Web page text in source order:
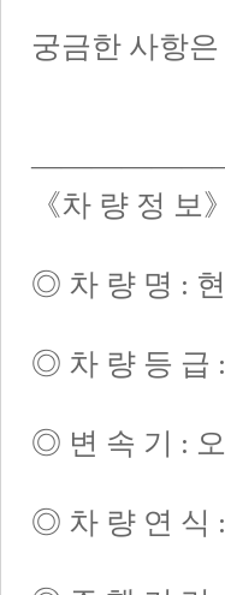
궁금한 사항
《차 량 정 보》
◎ 차 량 명 :
◎ 차 량 등 급
◎ 변 속 기 :
◎ 차 량 연 식